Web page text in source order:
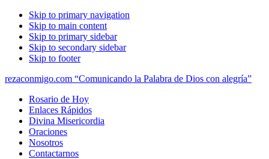
Skip to primary navigation
Skip to main content
Skip to primary sidebar
Skip to secondary sidebar
Skip to footer
rezaconmigo.com “Comunicando la Palabra de Dios con alegría”
Rosario de Hoy
Enlaces Rápidos
Divina Misericordia
Oraciones
Nosotros
Contactarnos